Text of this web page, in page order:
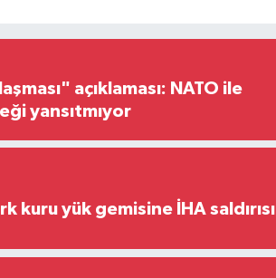
açıklaması: NATO ile
yansıtmıyor
kuru yük gemisine İHA saldırısı